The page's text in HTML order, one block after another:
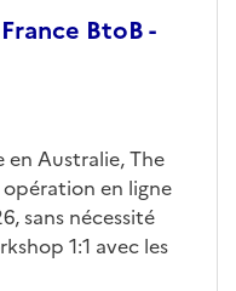
BtoB -
en Australie, The
opération en ligne
sans nécessité
1:1 avec les